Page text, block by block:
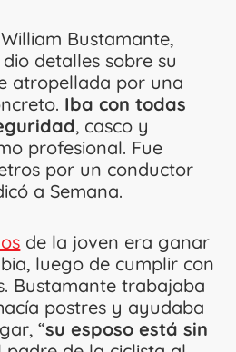
Bustamante,
detalles sobre su
atropellada por una
Iba con todas
, casco y
profesional. Fue
por un conductor
a Semana.
de la joven era ganar
luego de cumplir con
Bustamante trabajaba
postres y ayudaba
“su esposo está sin